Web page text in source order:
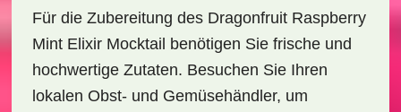
Für die Zubereitung des Dragonfruit Raspberry
Mint Elixir Mocktail benötigen Sie frische und
hochwertige Zutaten. Besuchen Sie Ihren
lokalen Obst- und Gemüsehändler, um